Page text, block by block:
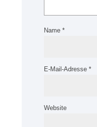
Name*
E-Mail-Adresse*
Website